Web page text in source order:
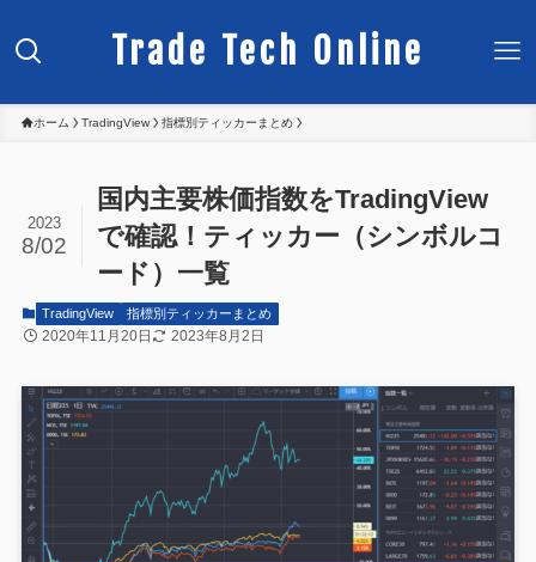
Trade Tech Online
ホーム TradingView 指標別ティッカーまとめ
国内主要株価指数をTradingView
で確認！ティッカー（シンボルコ
ード）一覧
2023
8/02
TradingView 指標別ティッカーまとめ
2020年11月20日 2023年8月2日